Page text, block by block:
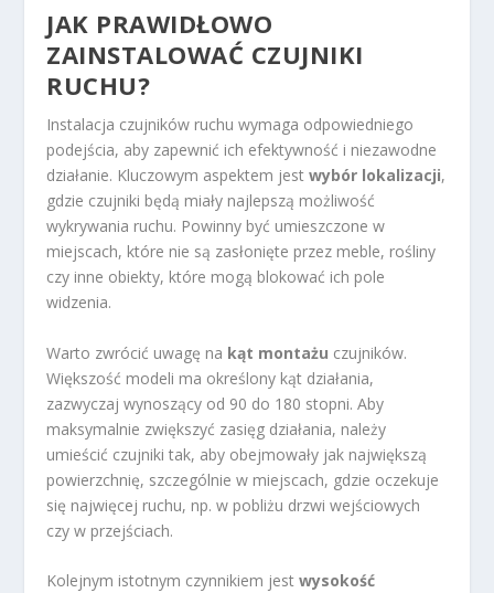
JAK PRAWIDŁOWO
ZAINSTALOWAĆ CZUJNIKI
RUCHU?
Instalacja czujników ruchu wymaga odpowiedniego
podejścia, aby zapewnić ich efektywność i niezawodne
działanie. Kluczowym aspektem jestwybór lokalizacji,
gdzie czujniki będą miały najlepszą możliwość
wykrywania ruchu. Powinny być umieszczone w
miejscach, które nie są zasłonięte przez meble, rośliny
czy inne obiekty, które mogą blokować ich pole
widzenia.
Warto zwrócić uwagę na kąt montażu czujników.
Większość modeli ma określony kąt działania,
zazwyczaj wynoszący od 90 do 180 stopni. Aby
maksymalnie zwiększyć zasięg działania, należy
umieścić czujniki tak, aby obejmowały jak największą
powierzchnię, szczególnie w miejscach, gdzie oczekuje
się najwięcej ruchu, np. w pobliżu drzwi wejściowych
czy w przejściach.
Kolejnym istotnym czynnikiem jestwysokość